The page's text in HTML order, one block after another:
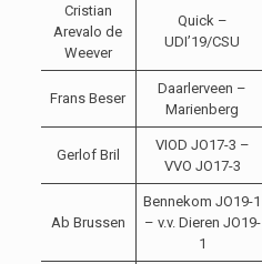
Cristian
Arevalo de
Weever
Quick –
UDI’19/CSU
Frans Beser
Daarlerveen –
Marienberg
Gerlof Bril
VIOD JO17-3 –
VVO JO17-3
Ab Brussen
Bennekom JO19-1
– v.v. Dieren JO19-
1